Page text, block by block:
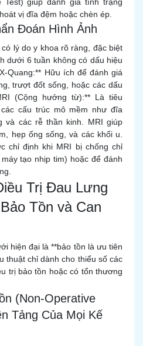
vị đĩa đệm hoặc chèn ép.
Đoán Hình Ảnh
lý do y khoa rõ ràng, đặc biệt
dưới 6 tuần không có dấu hiệu
Quang:** Hữu ích để đánh giá
trượt đốt sống, hoặc các dấu
(Cộng hưởng từ):** Là tiêu
cấu trúc mô mềm như đĩa
và các rễ thần kinh. MRI giúp
hẹp ống sống, và các khối u.
chỉ định khi MRI bị chống chỉ
tạo nhịp tim) hoặc để đánh
Trị Đau Lưng
Tồn và Can
hiện đại là **bảo tồn là ưu tiên
thuật chỉ dành cho thiểu số các
trị bảo tồn hoặc có tổn thương
(Non-Operative
Tảng Của Mọi Kế